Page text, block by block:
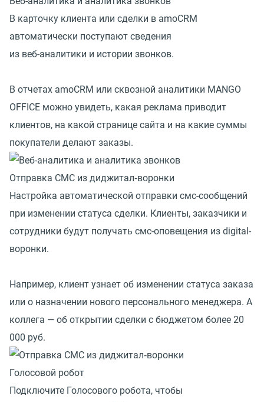
В карточку клиента или сделки в amoCRM
автоматически поступают сведения
из веб-аналитики и истории звонков.
В отчетах amoCRM или сквозной аналитики MANGO
OFFICE можно увидеть, какая реклама приводит
клиентов, на какой странице сайта и на какие суммы
покупатели делают заказы.
Отправка СМС из диджитал‑воронки
Настройка автоматической отправки смс-сообщений
при изменении статуса сделки. Клиенты, заказчики и
сотрудники будут получать смс-оповещения из digital-
воронки.
Например, клиент узнает об изменении статуса заказа
или о назначении нового персонального менеджера. А
коллега — об открытии сделки с бюджетом более 20
000 руб.
Голосовой робот
Подключите Голосового робота, чтобы